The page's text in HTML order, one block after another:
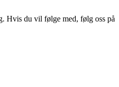
Hvis du vil følge med, følg oss på